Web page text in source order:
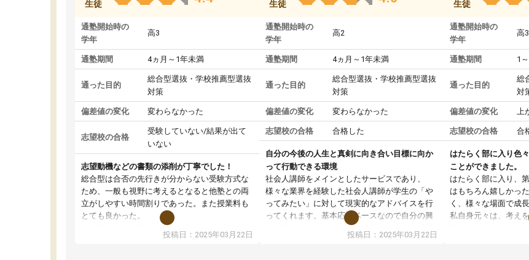
生徒
通塾開始時の
学年
高3
通塾期間 4ヵ月～1年未満
通った目的
総合型選抜・学校推薦型選抜
対策
偏差値の変化 変わらなかった
志望校の合格
受験していない/結果が出て
いない
志望動機などの書類の添削が丁寧でした！
総合型は合否の先行きが分からない受験方式な
ため、一般も視野に考えるとなると他塾との両
立がしやすい時間割りであった。また授業料も
とても良かった。
総合型の多くの塾は大学生が見ることが多い
が、はたらく部総合型コースは大学生の目だけ
投稿日：2025年03月22日
生徒
通塾開始時の
学年
高2
通塾期間 4ヵ月～1年未満
通った目的
総合型選抜・学校推薦型選抜
対策
偏差値の変化 変わらなかった
志望校の合格 合格した
自分の今後の人生と真剣に向き合い目標に向か
って行動できる環境
社会人講師をメインとしたサービスであり、
様々な業界を経験した社会人講師が学生の「や
ってみたい」に対して現実的なアドバイスを行
ってくれます。基本応援ベースなので自分の興
味分野について学生知識では思いつかない部分
まで深ぼる事が出来ます。
投稿日：2025年03月22日
生徒
通塾開始時の
学年
高3
通塾期間 1
通った目的
総
対
偏差値の変化 上
志望校の合格 合
はたらく部に入り色
ことができました。
はたらく部に入り、
はもちろん嬉しかっ
く、様々な場面で成
私自身元々は、考え
意だったのですが、
ケーションをとるこ